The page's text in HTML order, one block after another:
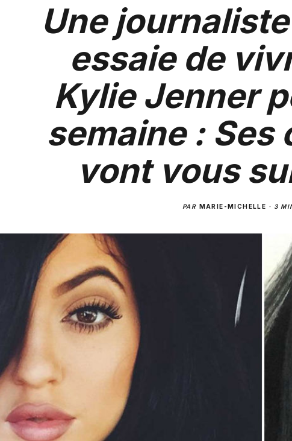
Une
essaie de
Kylie Jenner
semaine :
vont vous
PAR MARIE-MICHELLE · 3